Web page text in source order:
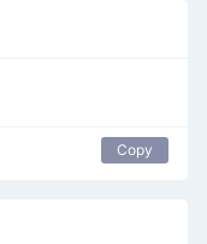
Copy